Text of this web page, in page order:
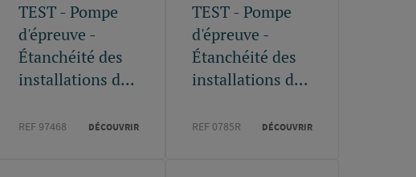
TEST - Pompe
d'épreuve -
Étanchéité des
installations d...
REF 97468 DÉCOUVRIR
TEST - Pompe
d'épreuve -
Étanchéité des
installations d...
REF 0785R DÉCOUVRIR